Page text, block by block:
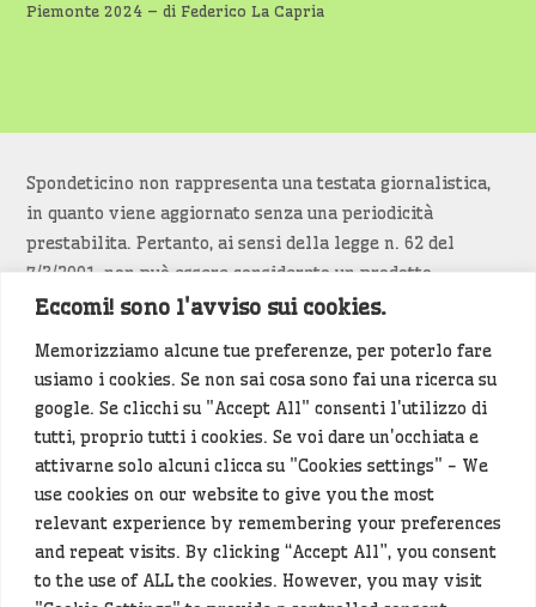
Eccomi! sono l'avviso sui cookies.
Memorizziamo alcune tue preferenze, per poterlo fare
usiamo i cookies. Se non sai cosa sono fai una ricerca su
google. Se clicchi su "Accept All" consenti l'utilizzo di
tutti, proprio tutti i cookies. Se voi dare un'occhiata e
attivarne solo alcuni clicca su "Cookies settings" - We
use cookies on our website to give you the most
relevant experience by remembering your preferences
and repeat visits. By clicking “Accept All”, you consent
to the use of ALL the cookies. However, you may visit
Piemonte 2024 – di Federico La Capria
Spondeticino non rappresenta una testata giornalistica,
in quanto viene aggiornato senza una periodicità
prestabilita. Pertanto, ai sensi della legge n. 62 del
7/3/2001, non può essere considerato un prodotto
editoriale.
Siamo attenti a non violare copyright e diritti
d’immagine. Se un contenuto è di tua proprietà e vuoi
richiederne la rimozionediccelo(<- clicca per inviarci un
messaggio).
Alcuni articoli sono generati in bozza rielaborando, con
l'intelligenza artificiale generativa, contenuti
provenienti da fonti istituzionali e altri siti di interesse
locale. Prima della pubblicazioni l'articolo viene